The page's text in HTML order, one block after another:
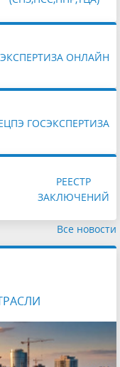
ЭКСПЕРТИЗА ОНЛАЙН
ГОСЭКСПЕРТИЗА
РЕЕСТР
ЗАКЛЮЧЕНИЙ
Все новости